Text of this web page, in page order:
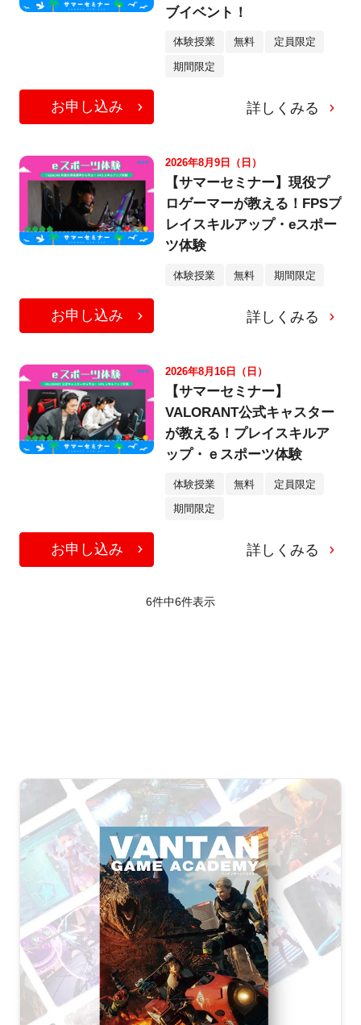
ブイベント！
体験授業 無料 定員限定
期間限定
お申し込み 詳しくみる
2026年8月9日（日）
【サマーセミナー】現役プ
ロゲーマーが教える！FPSプ
レイスキルアップ・eスポー
ツ体験
体験授業 無料 期間限定
お申し込み 詳しくみる
2026年8月16日（日）
【サマーセミナー】
VALORANT公式キャスター
が教える！プレイスキルア
ップ・ｅスポーツ体験
体験授業 無料 定員限定
期間限定
お申し込み 詳しくみる
6件中6件表示